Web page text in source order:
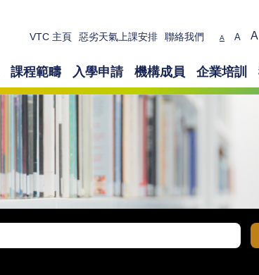
VTC 主頁 惡劣天氣上課安排 聯絡我們
Text size
A A A
課程範疇 入學申請 機構成員 企業培訓